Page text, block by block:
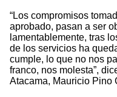
“Los compromisos
aprobado, pasan a ser
lamentablemente, tras
de los servicios ha
cumple, lo que no nos
franco, nos molesta”,
Atacama, Mauricio Pino